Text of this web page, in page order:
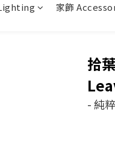
家飾
拾
- 純